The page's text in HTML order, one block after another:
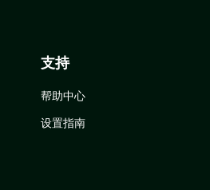
支持
帮助中心
设置指南